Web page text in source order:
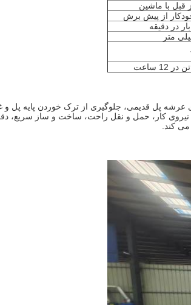
قبل با ماشین
از پیش برش
پل قدیمی، جلوگیری از ترک خوردن پایه پل و
نیروی کار، حمل و نقل راحت، ساخت و ساز سریع،
کند.